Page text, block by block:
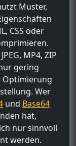
Muster,
CSS oder
MP4, ZIP
gering
Optimierung
Wer
und Base64
hat,
nur sinnvoll
werden.